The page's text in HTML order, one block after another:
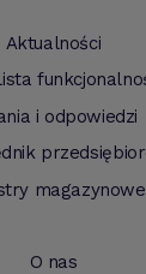
Aktualności
i odpowiedzi
magazynowe
O nas